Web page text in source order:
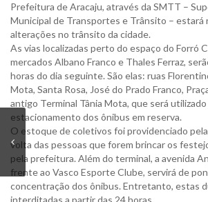
Prefeitura de Aracaju, através da SMTT –
Municipal de Transportes e Trânsito – estará
alterações no trânsito da cidade.
As vias localizadas perto do espaço do Forró
mercados Albano Franco e Thales Ferraz,
horas do dia seguinte. São elas: ruas
Mota, Santa Rosa, José do Prado Franco,
antigo Terminal Tânia Mota, que será utilizado
estacionamento dos ônibus em reserva.
O estoque de coletivos foi providenciado
volta das pessoas que forem brincar os
pela prefeitura. Além do terminal, a avenida
frente ao Vasco Esporte Clube, servirá de
concentração dos ônibus. Entretanto, estas